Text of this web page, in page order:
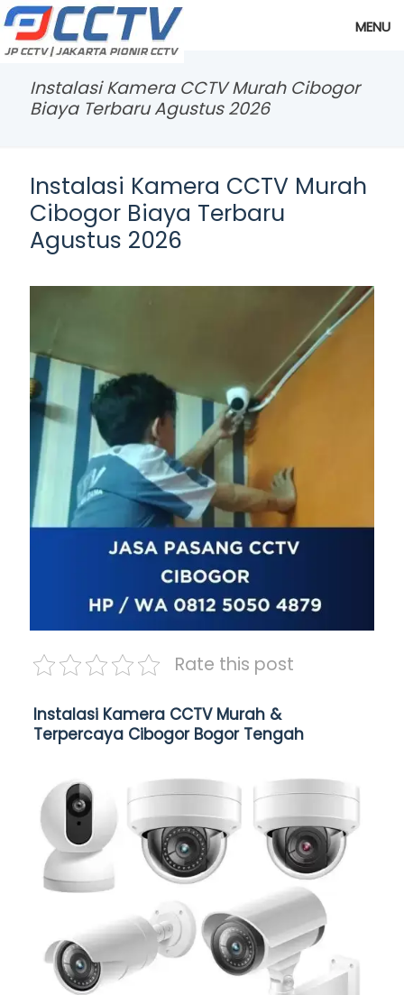
MENU
Instalasi Kamera CCTV Murah Cibogor
Biaya Terbaru Agustus 2026
Instalasi Kamera CCTV Murah
Cibogor Biaya Terbaru
Agustus 2026
Rate this post
Instalasi Kamera CCTV Murah &
Terpercaya Cibogor Bogor Tengah